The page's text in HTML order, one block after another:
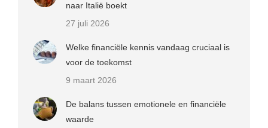
naar Italië boekt
27 juli 2026
Welke financiële kennis vandaag cruciaal is
voor de toekomst
9 maart 2026
De balans tussen emotionele en financiële
waarde